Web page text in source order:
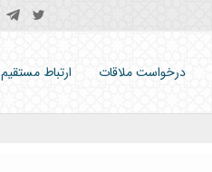
درخواست ملاقات ارتباط مستقیم